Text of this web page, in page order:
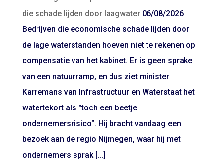
die schade lijden door laagwater 06/08/2026
Bedrijven die economische schade lijden door
de lage waterstanden hoeven niet te rekenen op
compensatie van het kabinet. Er is geen sprake
van een natuurramp, en dus ziet minister
Karremans van Infrastructuur en Waterstaat het
watertekort als "toch een beetje
ondernemersrisico". Hij bracht vandaag een
bezoek aan de regio Nijmegen, waar hij met
ondernemers sprak […]